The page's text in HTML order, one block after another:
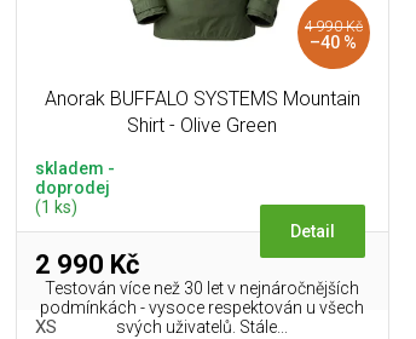
4 990 Kč
–40 %
Anorak BUFFALO SYSTEMS Mountain
Shirt - Olive Green
skladem -
doprodej
(1 ks)
2 990 Kč
Detail
Testován více než 30 let v nejnáročnějších
podmínkách - vysoce respektován u všech
svých uživatelů. Stále...
XS